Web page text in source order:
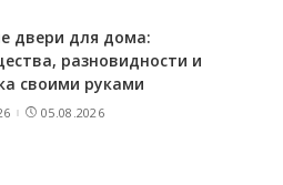
двери для дома:
разновидности и
своими руками
05.08.2026